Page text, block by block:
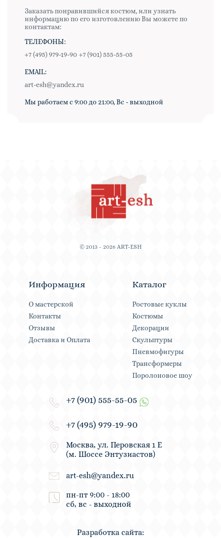
Заказать понравившийся костюм, или узнать
информацию по его изготовлению Вы можете по
контактам:
ТЕЛЕФОНЫ:
+7 (495) 979-19-90 +7 (901) 555-55-05
EMAIL:
art-esh@yandex.ru
Мы работаем с 9:00 до 21:00, Вс - выходной
© 2013 - 2026 ART-ESH
Информация
О мастерской
Контакты
Отзывы
Доставка и Оплата
Каталог
Ростовые куклы
Костюмы
Декорации
Скульптуры
Пневмофигуры
Трансформеры
Поролоновое шоу
+7 (901) 555-55-05
+7 (495) 979-19-90
Москва, ул. Перовская 1 Е
(м. Шоссе Энтузиастов)
art-esh@yandex.ru
пн-пт 9:00 - 18:00
сб, вс - выходной
Разработка сайта: